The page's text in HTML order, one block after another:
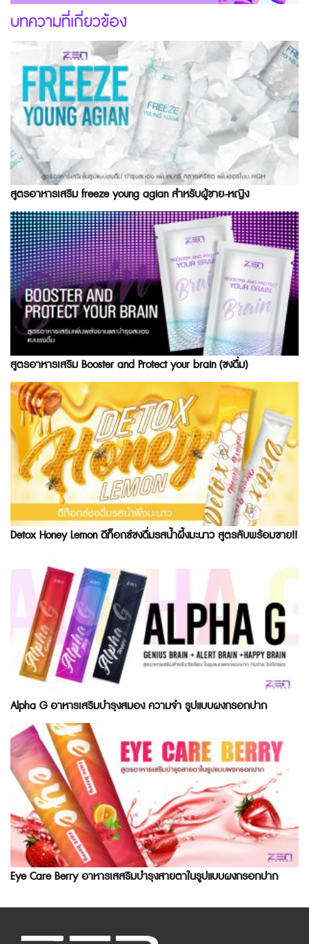
บทความที่เกี่ยวข้อง
สูตรอาหารเสริม freeze young agian สำหรับผู้ชาย-หญิง
สูตรอาหารเสริม Booster and Protect your brain (ชงดื่ม)
Detox Honey Lemon ดีท็อกซ์ชงดื่มรสน้ำผึ้งมะนาว สูตรลับพร้อมขาย!!
Alpha G อาหารเสริมบำรุงสมอง ความจำ รูปแบบผงกรอกปาก
Eye Care Berry อาหารเสสริมบำรุงสายตาในรูปแบบผงกรอกปาก